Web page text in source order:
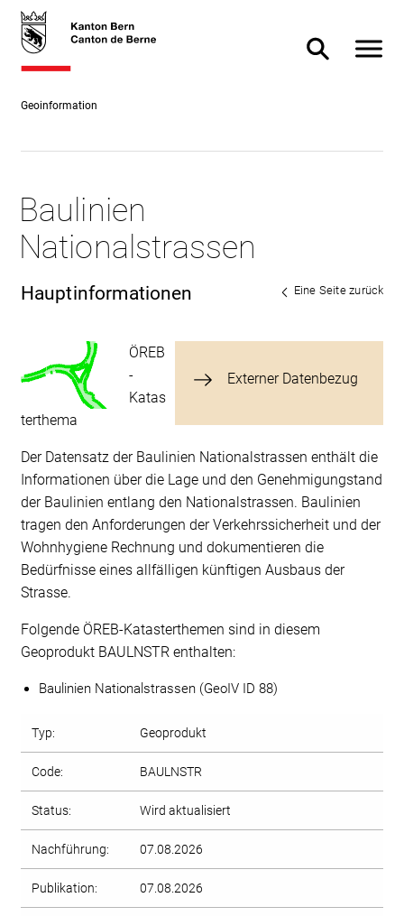
Direkt
zum
Inhalt
skiplink.toNavigation
skiplink.toStartPage
Direkt
Suche
Geoinformation
Suche ein-
Baulinien
Nationalstrassen
Eine Seite zurück
Hauptinformationen
Externer Datenbezug
ÖREB
-
Katas
terthema
Der Datensatz der Baulinien Nationalstrassen enthält die
Informationen über die Lage und den Genehmigungstand
der Baulinien entlang den Nationalstrassen. Baulinien
tragen den Anforderungen der Verkehrssicherheit und der
Wohnhygiene Rechnung und dokumentieren die
Bedürfnisse eines allfälligen künftigen Ausbaus der
Strasse.
Folgende ÖREB-Katasterthemen sind in diesem
Geoprodukt BAULNSTR enthalten:
Baulinien Nationalstrassen (GeoIV ID 88)
Typ: Geoprodukt
Code: BAULNSTR
Status: Wird aktualisiert
Nachführung: 07.08.2026
Publikation: 07.08.2026